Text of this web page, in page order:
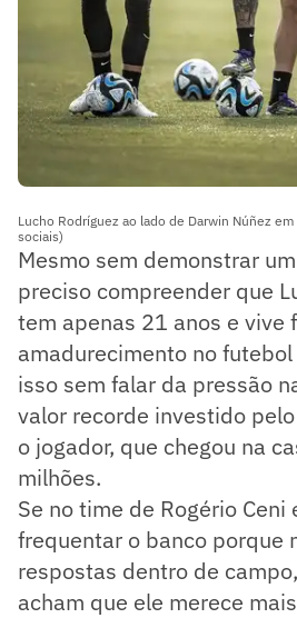
Lucho Rodríguez ao lado de Darwin Núñez
sociais)
Mesmo sem demonstrar
preciso compreender que
tem apenas 21 anos e vive
amadurecimento no
isso sem falar da pressão
valor recorde investido
o jogador, que chegou na
milhões.
Se no time de Rogério Ceni
frequentar o banco porque
respostas dentro de
acham que ele merece